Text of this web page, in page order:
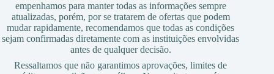
empenhamos para manter todas as informações sempre
atualizadas, porém, por se tratarem de ofertas que podem
mudar rapidamente, recomendamos que todas as condições
sejam confirmadas diretamente com as instituições envolvidas
antes de qualquer decisão.
Ressaltamos que não garantimos aprovações, limites de